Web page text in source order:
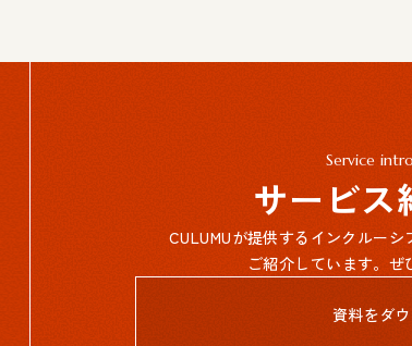
Service
サービス
CULUMUが提供するインクルー
ご紹介しています。ぜ
資料をダ